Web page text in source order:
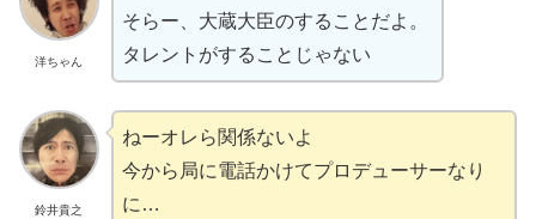
洋ちゃん
そらー、大蔵大臣のすることだよ。
タレントがすることじゃない
鈴井貴之
ねーオレら関係ないよ
今から局に電話かけてプロデューサーなり
に…